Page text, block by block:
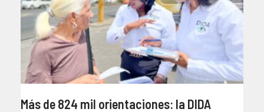
Más de 824 mil orientaciones: la DIDA